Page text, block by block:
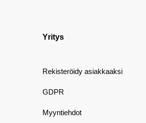
Yritys
Rekisteröidy asiakkaaksi
GDPR
Myyntiehdot